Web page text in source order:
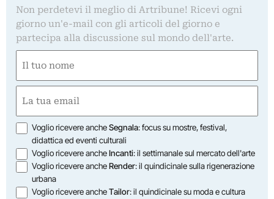
Non perdetevi il meglio di Artribune! Ricevi ogni
giorno un'e-mail con gli articoli del giorno e
partecipa alla discussione sul mondo dell'arte.
(Required)
(Required)
Opzioni
Voglio ricevere ancheSegnala: focus su mostre, festival,
didattica ed eventi culturali
Voglio ricevere ancheIncanti: il settimanale sul mercato dell'arte
Voglio ricevere ancheRender: il quindicinale sulla rigenerazione
urbana
Voglio ricevere ancheTailor: il quindicinale su moda e cultura